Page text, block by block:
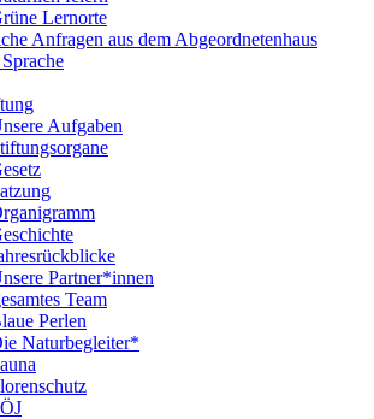
Lernorte
Anfragen aus dem Abgeordnetenhaus
Aufgaben
Partner*innen
Team
Perlen
Naturbegleiter*